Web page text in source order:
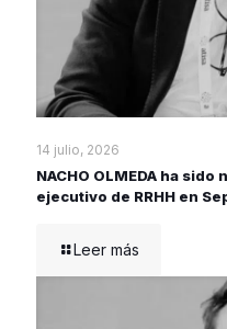
14 julio, 2026
NACHO OLMEDA ha
ejecutivo de RRHH en
Leer más